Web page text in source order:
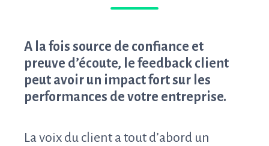
A la fois source de confiance et
preuve d’écoute, le feedback client
peut avoir un impact fort sur les
performances de votre entreprise.
La voix du client a tout d’abord un